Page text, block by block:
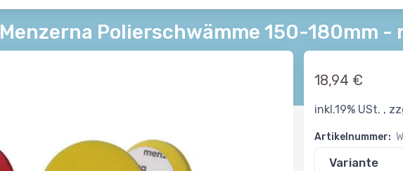
Menzerna Polierschwämme 150-180mm -
18,94 €
inkl.19% USt. ,
Artikelnummer:
Variante